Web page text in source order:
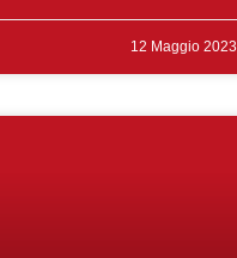
12 Maggio 2023